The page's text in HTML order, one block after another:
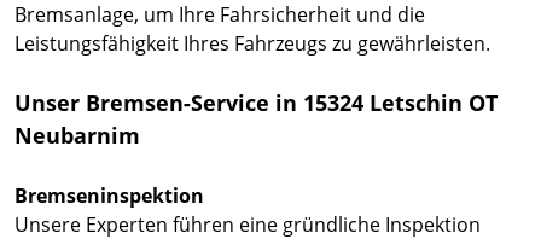
Bremsanlage, um Ihre Fahrsicherheit und die
Leistungsfähigkeit Ihres Fahrzeugs zu gewährleisten.
Unser Bremsen-Service in 15324 Letschin OT
Neubarnim
Bremseninspektion
Unsere Experten führen eine gründliche Inspektion